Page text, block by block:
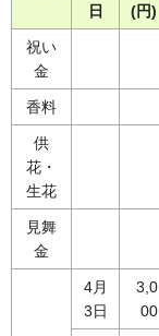
日
(円)
祝い
金
香料
供
花・
生花
見舞
金
4月
3日
3,0
00